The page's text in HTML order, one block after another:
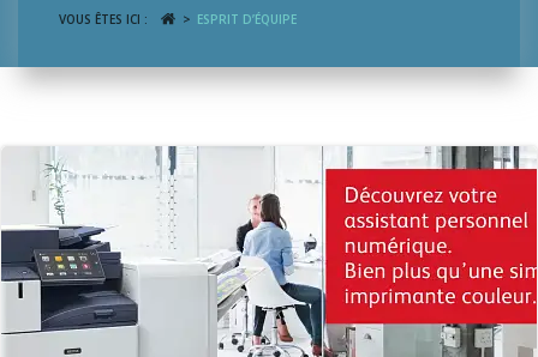
VOUS ÊTES ICI : ESPRIT D’ÉQUIPE